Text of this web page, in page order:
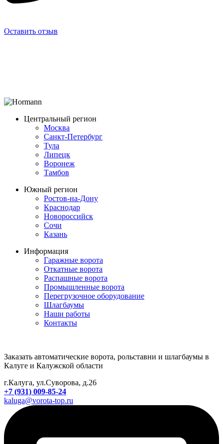
Оставить отзыв
Центральный регион
Москва
Санкт-Петербург
Тула
Липецк
Воронеж
Тамбов
Южный регион
Ростов-на-Дону
Краснодар
Новороссийск
Сочи
Казань
Информация
Гаражные ворота
Откатные ворота
Распашные ворота
Промышленные ворота
Перегрузочное оборудование
Шлагбаумы
Наши работы
Контакты
Заказать автоматические ворота, рольставни и шлагбаумы в
Калуге и Калужской области
г.Калуга, ул.Суворова, д.26
+7 (931) 009-85-24
kaluga@vorota-top.ru